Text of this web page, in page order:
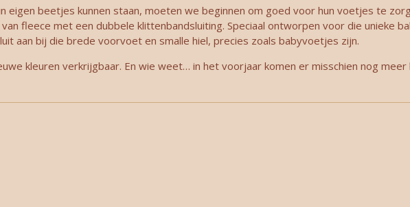
eigen beetjes kunnen staan, moeten we beginnen om goed voor hun voetjes te
fleece met een dubbele klittenbandsluiting. Speciaal ontworpen voor die unieke
aan bij die brede voorvoet en smalle hiel, precies zoals babyvoetjes zijn.
kleuren verkrijgbaar. En wie weet… in het voorjaar komen er misschien nog meer